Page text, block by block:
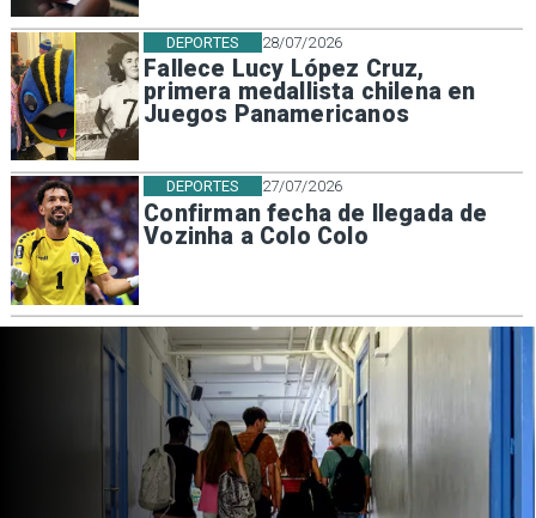
28/07/2026
Fallece Lucy López Cruz,
primera medallista chilena en
Juegos Panamericanos
DEPORTES
27/07/2026
Confirman fecha de llegada de
Vozinha a Colo Colo
DEPORTES